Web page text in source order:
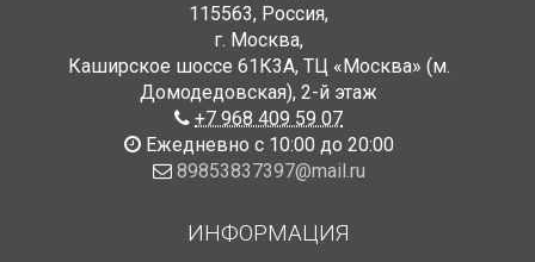
115563, Россия,
г. Москва,
Каширское шоссе 61К3А, ТЦ «Москва» (м.
Домодедовская), 2-й этаж
+7 968 409 59 07
Ежедневно с 10:00 до 20:00
89853837397@mail.ru
ИНФОРМАЦИЯ